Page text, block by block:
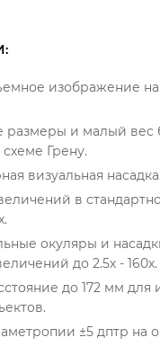
изображение
размеры и малый вес
Грену.
визуальная насадка.
в
окуляры и
до 2.5х - 160х.
до 172 мм для
±5 дптр на